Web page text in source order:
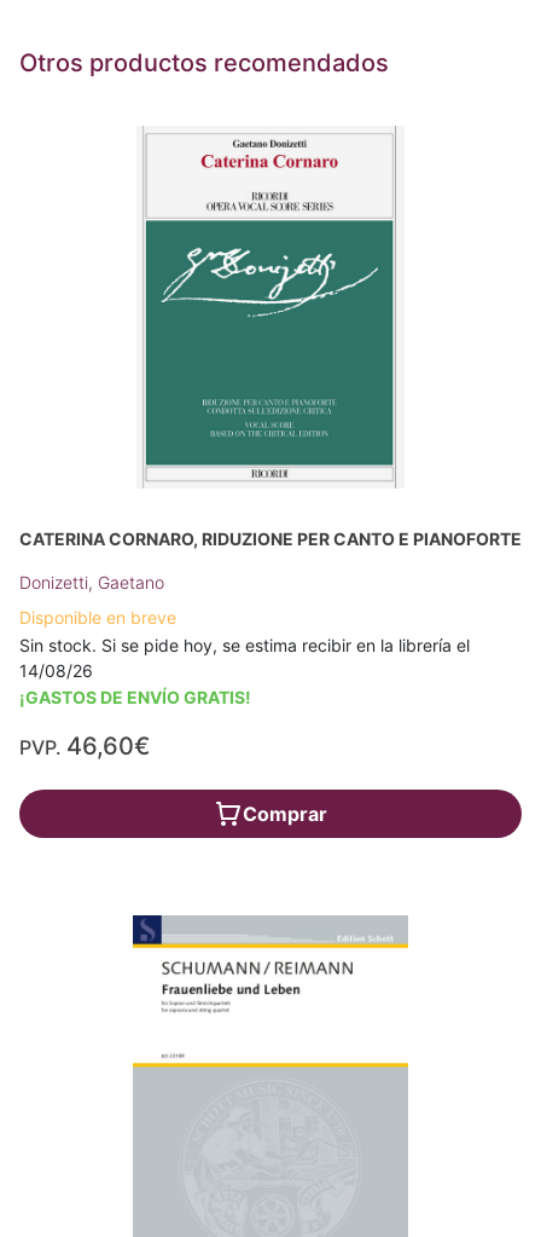
Otros productos recomendados
CATERINA CORNARO, RIDUZIONE PER CANTO E PIANOFORTE
Donizetti, Gaetano
Disponible en breve
Sin stock. Si se pide hoy, se estima recibir en la librería el
14/08/26
¡GASTOS DE ENVÍO GRATIS!
PVP. 46,60€
Comprar